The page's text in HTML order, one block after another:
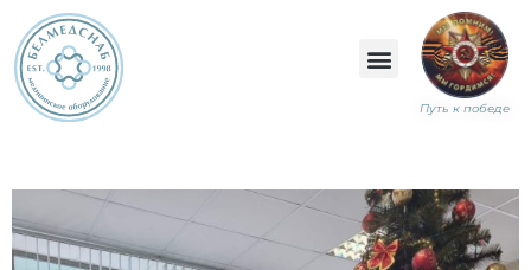
Путь к победе